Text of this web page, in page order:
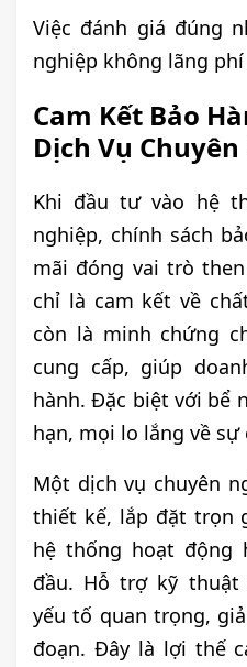
Việc đánh giá đúng
nghiệp không lãng
Cam Kết Bảo
Dịch Vụ
Khi đầu tư vào hệ
nghiệp, chính sách
mãi đóng vai trò
chỉ là cam kết về
còn là minh chứng
cung cấp, giúp
hành. Đặc biệt với bể
hạn, mọi lo lắng về
Một dịch vụ chuyên
thiết kế, lắp đặt trọn
hệ thống hoạt động
đầu. Hỗ trợ kỹ thuật
yếu tố quan trọng,
đoạn. Đây là lợi thế